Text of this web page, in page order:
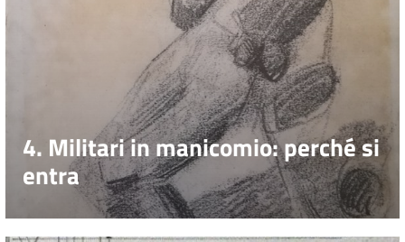
4. Militari in manicomio: perché si
entra